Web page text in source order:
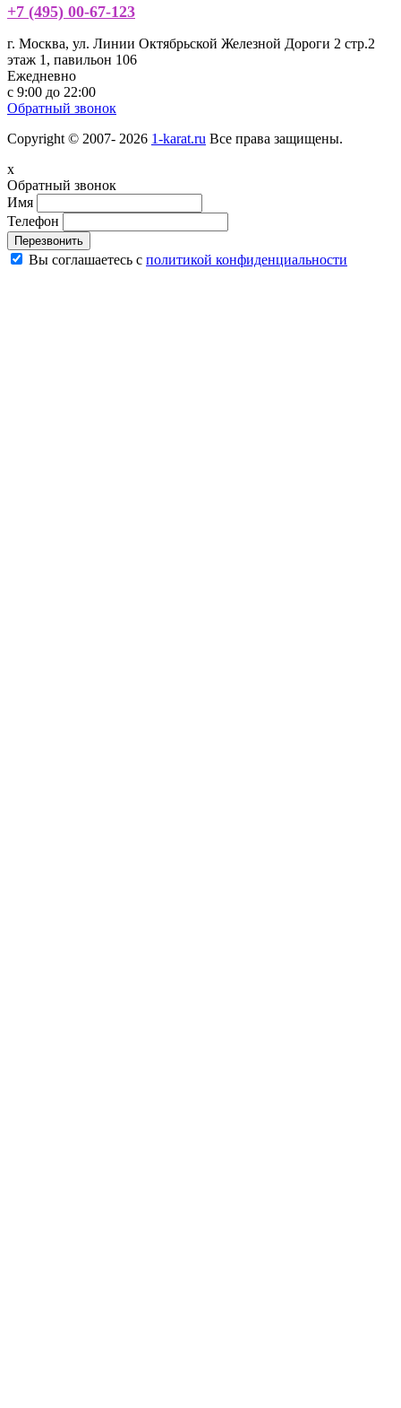
+7 (495) 00-67-123
г. Москва, ул. Линии Октябрьской Железной Дороги 2 стр.2
этаж 1, павильон 106
Ежедневно
с 9:00 до 22:00
Обратный звонок
Copyright © 2007- 2026 1-karat.ru Все права защищены.
x
Обратный звонок
Имя
Телефон
Перезвонить
Вы соглашаетесь с политикой конфиденциальности